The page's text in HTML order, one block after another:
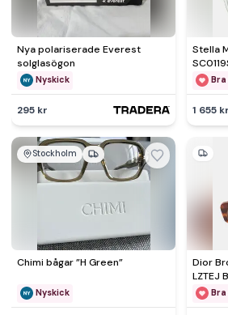
Nya polariserade Everest
solglasögon
Nyskick
295 kr
Stella
1 655 kr
Stockholm
Chimi bågar ”H Green”
Nyskick
Dior
LZTEJ